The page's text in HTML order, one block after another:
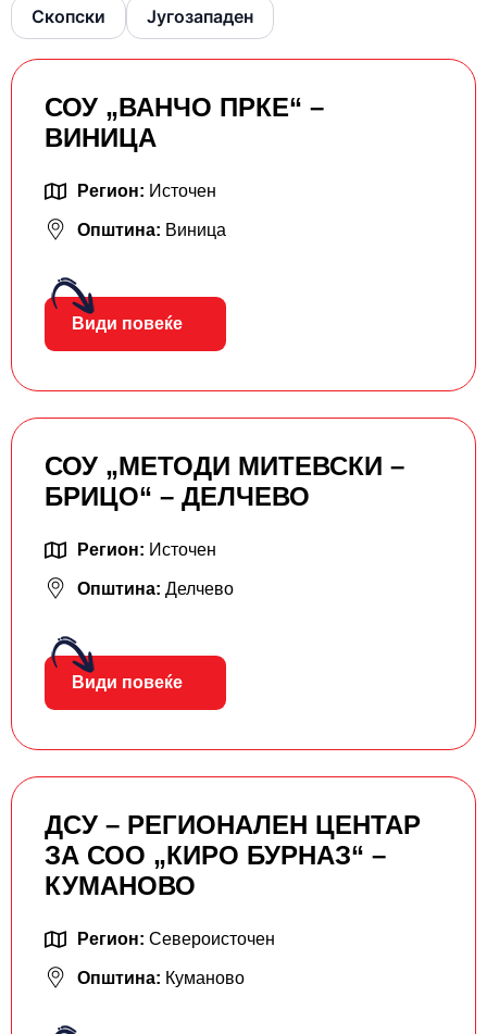
Скопски Југозападен
СОУ „ВАНЧО ПРКЕ“ –
ВИНИЦА
Регион: Источен
Општина: Виница
Види повеќе
СОУ „МЕТОДИ МИТЕВСКИ –
БРИЦО“ – ДЕЛЧЕВО
Регион: Источен
Општина: Делчево
Види повеќе
ДСУ – РЕГИОНАЛЕН ЦЕНТАР
ЗА СОО „КИРО БУРНАЗ“ –
КУМАНОВО
Регион: Североисточен
Општина: Куманово